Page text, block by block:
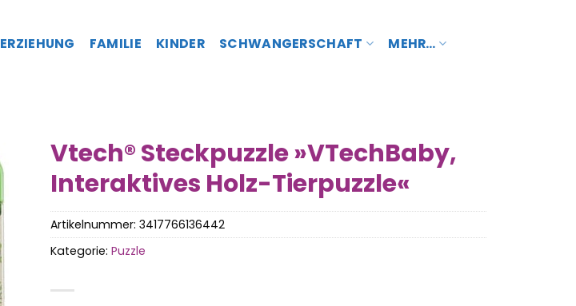
ERZIEHUNG FAMILIE KINDER SCHWANGERSCHAFT MEHR…
Vtech® Steckpuzzle »VTechBaby,
Interaktives Holz-Tierpuzzle«
Artikelnummer: 3417766136442
Kategorie: Puzzle